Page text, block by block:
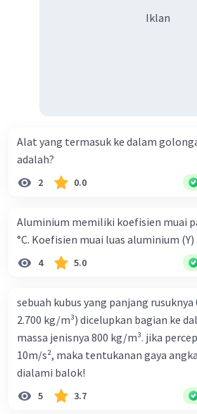
Iklan
Alat yang termasuk ke dalam
adalah?
2 0.0
Aluminium memiliki koefisien muai
°C. Koefisien muai luas aluminium (Y)
4 5.0
sebuah kubus yang panjang rusuknya
2.700 kg/m³) dicelupkan bagian ke
massa jenisnya 800 kg/m³. jika
10m/s², maka tentukanan gaya
dialami balok!
5 3.7